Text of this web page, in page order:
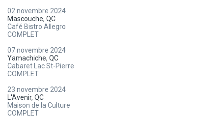
02 novembre 2024
Mascouche, QC
Café Bistro Allegro
COMPLET
07 novembre 2024
Yamachiche, QC
Cabaret Lac St-Pierre
COMPLET
23 novembre 2024
L'Avenir, QC
Maison de la Culture
COMPLET